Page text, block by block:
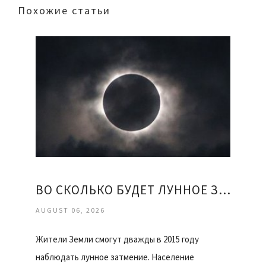
Похожие статьи
ВО СКОЛЬКО БУДЕТ ЛУННОЕ ЗАТМЕНИЕ
AUGUST 06, 2026
Жители Земли смогут дважды в 2015 году
наблюдать лунное затмение. Население